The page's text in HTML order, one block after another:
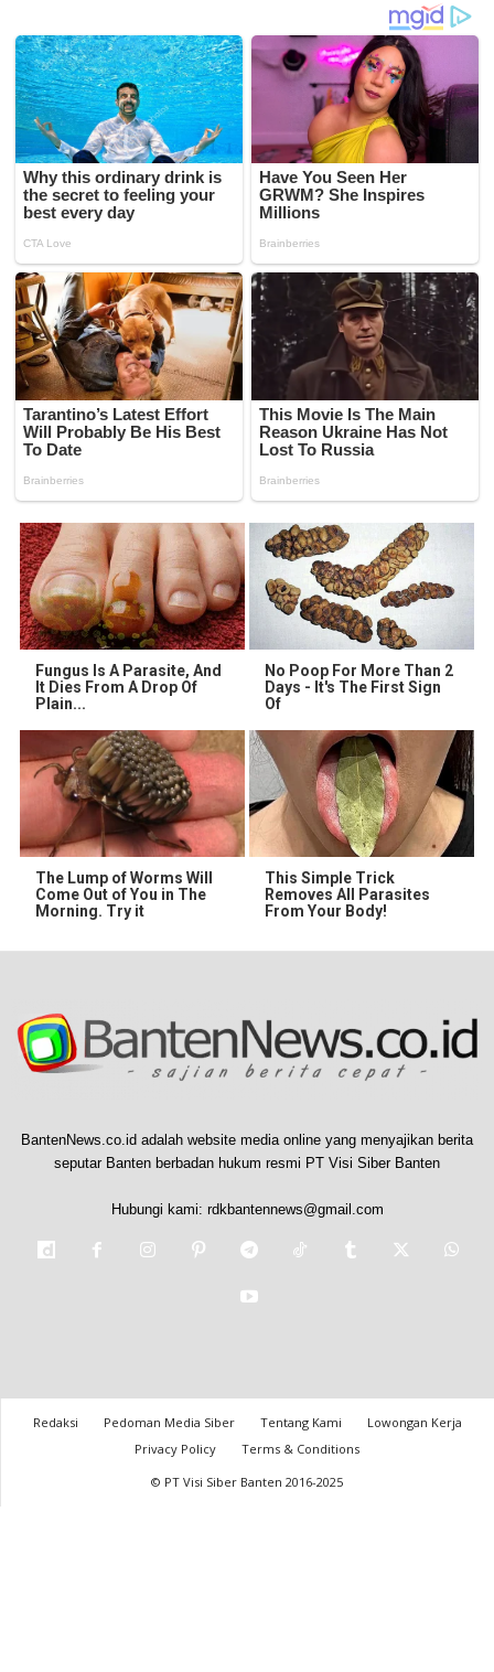
Fungus Is A Parasite, And
It Dies From A Drop Of
Plain...
No Poop For More Than 2
Days - It's The First Sign
Of
The Lump of Worms Will
Come Out of You in The
Morning. Try it
This Simple Trick
Removes All Parasites
From Your Body!
BantenNews.co.id adalah website media online yang menyajikan berita
seputar Banten berbadan hukum resmi PT Visi Siber Banten
Hubungi kami: rdkbantennews@gmail.com
Redaksi Pedoman Media Siber Tentang Kami
Lowongan Kerja
Privacy Policy
Terms & Conditions
© PT Visi Siber Banten 2016-2025